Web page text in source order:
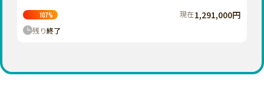
神奈川
石川
107% 現在1,291,000円
残り終了